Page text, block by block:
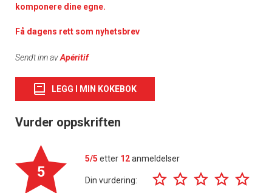
komponere dine egne.
Få dagens rett som nyhetsbrev
Sendt inn avApéritif
LEGG I MIN KOKEBOK
Vurder oppskriften
5
5/5 etter 12anmeldelser
Din vurdering: